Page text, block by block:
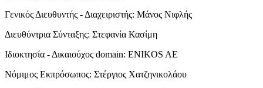
Γενικός Διευθυντής - Διαχειριστής: Μάνος Νιφλής
Διευθύντρια Σύνταξης: Στεφανία Κασίμη
Ιδιοκτησία - Δικαιούχος domain: ENIKOS AE
Νόμιμος Εκπρόσωπος: Στέργιος Χατζηνικολάου